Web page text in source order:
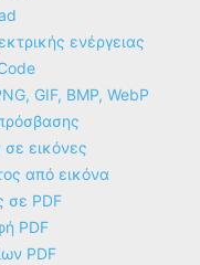
ενέργειας
GIF, BMP, WebP
εικόνες
από εικόνα
σε PDF
PDF
PDF